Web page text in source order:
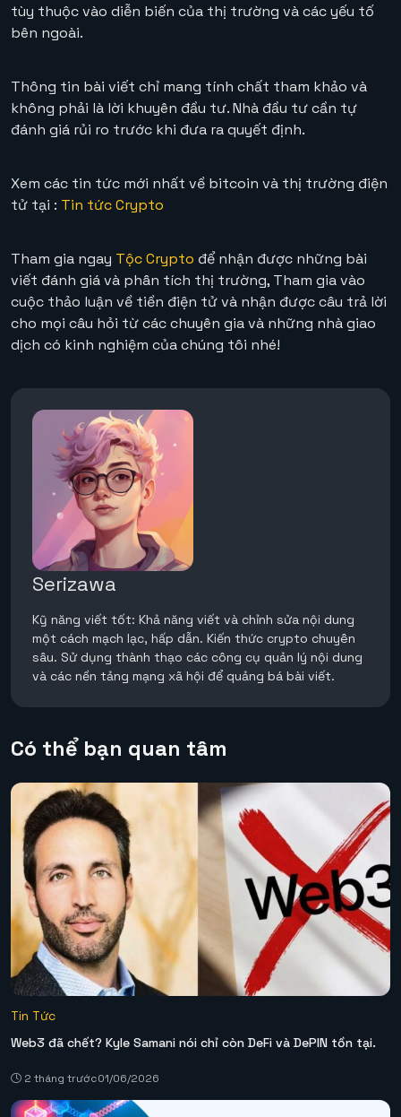
tùy thuộc vào diễn biến của thị trường và các yếu tố
bên ngoài.
Thông tin bài viết chỉ mang tính chất tham khảo và
không phải là lời khuyên đầu tư. Nhà đầu tư cần tự
đánh giá rủi ro trước khi đưa ra quyết định.
Xem các tin tức mới nhất về bitcoin và thị trường điện
tử tại : Tin tức Crypto
Tham gia ngay Tộc Crypto để nhận được những bài
viết đánh giá và phân tích thị trường, Tham gia vào
cuộc thảo luận về tiền điện tử và nhận được câu trả lời
cho mọi câu hỏi từ các chuyên gia và những nhà giao
dịch có kinh nghiệm của chúng tôi nhé!
Serizawa
Kỹ năng viết tốt: Khả năng viết và chỉnh sửa nội dung
một cách mạch lạc, hấp dẫn. Kiến thức crypto chuyên
sâu. Sử dụng thành thạo các công cụ quản lý nội dung
và các nền tảng mạng xã hội để quảng bá bài viết.
Có thể bạn quan tâm
Tin Tức
Web3 đã chết? Kyle Samani nói chỉ còn DeFi và DePIN tồn tại.
2 tháng trước01/06/2026